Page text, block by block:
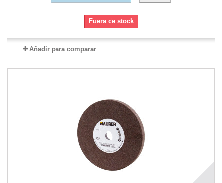
Fuera de stock
Añadir para comparar